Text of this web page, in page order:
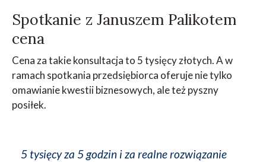
Spotkanie z Januszem Palikotem
cena
Cena za takie konsultacja to 5 tysięcy złotych. A w
ramach spotkania przedsiębiorca oferuje nie tylko
omawianie kwestii biznesowych, ale też pyszny
posiłek.
5 tysięcy za 5 godzin i za realne rozwiązanie